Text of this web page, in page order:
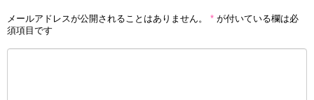
メールアドレスが公開されることはありません。 * が付いている欄は必
須項目です